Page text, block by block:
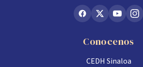
Conocenos
CEDH Sinaloa